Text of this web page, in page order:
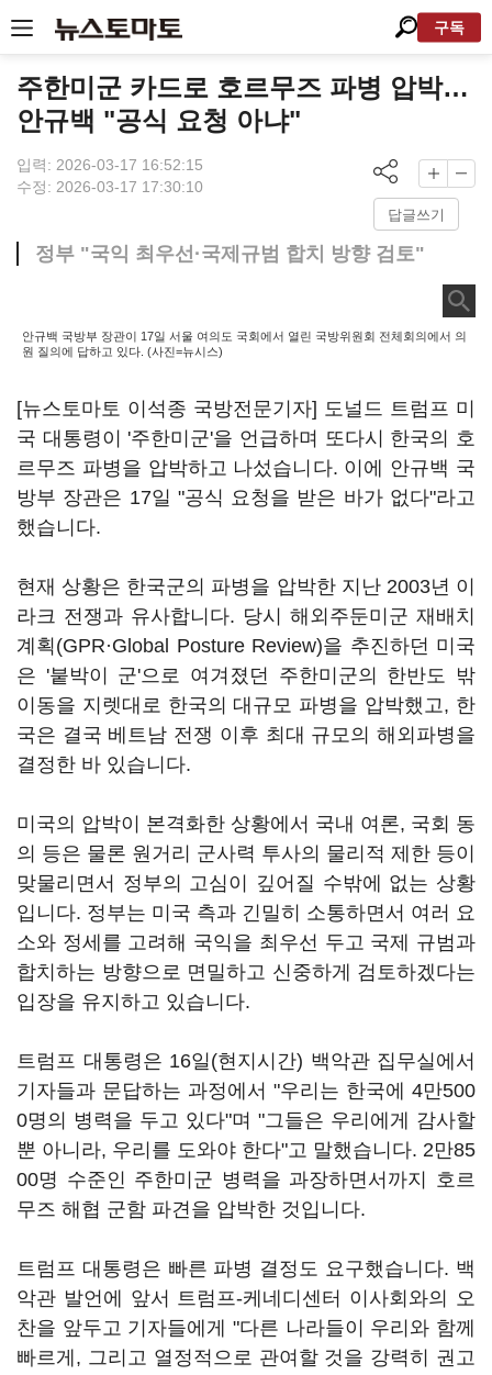
구독
주한미군 카드로 호르무즈 파병 압박…
안규백 "공식 요청 아냐"
입력: 2026-03-17 16:52:15
수정: 2026-03-17 17:30:10
답글쓰기
정부 "국익 최우선·국제규범 합치 방향 검토"
안규백 국방부 장관이 17일 서울 여의도 국회에서 열린 국방위원회 전체회의에서 의
원 질의에 답하고 있다. (사진=뉴시스)
[뉴스토마토 이석종 국방전문기자] 도널드 트럼프 미
국 대통령이 '주한미군'을 언급하며 또다시 한국의 호
르무즈 파병을 압박하고 나섰습니다. 이에 안규백 국
방부 장관은 17일 "공식 요청을 받은 바가 없다"라고
했습니다.
현재 상황은 한국군의 파병을 압박한 지난 2003년 이
라크 전쟁과 유사합니다. 당시 해외주둔미군 재배치
계획(GPR·Global Posture Review)을 추진하던 미국
은 '붙박이 군'으로 여겨졌던 주한미군의 한반도 밖
이동을 지렛대로 한국의 대규모 파병을 압박했고, 한
국은 결국 베트남 전쟁 이후 최대 규모의 해외파병을
결정한 바 있습니다.
미국의 압박이 본격화한 상황에서 국내 여론, 국회 동
의 등은 물론 원거리 군사력 투사의 물리적 제한 등이
맞물리면서 정부의 고심이 깊어질 수밖에 없는 상황
입니다. 정부는 미국 측과 긴밀히 소통하면서 여러 요
소와 정세를 고려해 국익을 최우선 두고 국제 규범과
합치하는 방향으로 면밀하고 신중하게 검토하겠다는
입장을 유지하고 있습니다.
트럼프 대통령은 16일(현지시간) 백악관 집무실에서
기자들과 문답하는 과정에서 "우리는 한국에 4만500
0명의 병력을 두고 있다"며 "그들은 우리에게 감사할
뿐 아니라, 우리를 도와야 한다"고 말했습니다. 2만85
00명 수준인 주한미군 병력을 과장하면서까지 호르
무즈 해협 군함 파견을 압박한 것입니다.
트럼프 대통령은 빠른 파병 결정도 요구했습니다. 백
악관 발언에 앞서 트럼프-케네디센터 이사회와의 오
찬을 앞두고 기자들에게 "다른 나라들이 우리와 함께
빠르게, 그리고 열정적으로 관여할 것을 강력히 권고